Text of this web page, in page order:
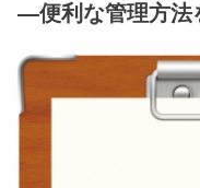
―便利な管理方法